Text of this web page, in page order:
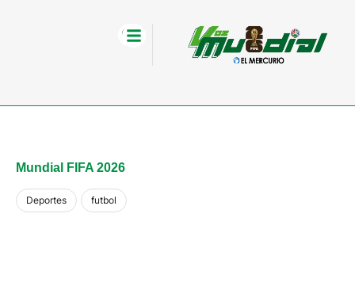
Mundial FIFA 2026
Deportes futbol